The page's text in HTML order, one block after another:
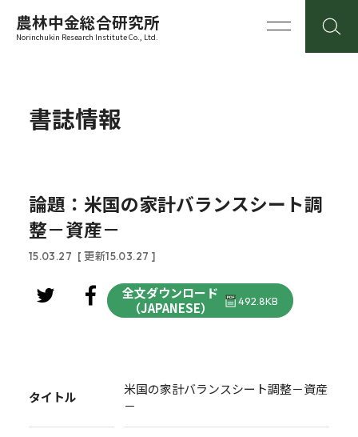
農林中金総合研究所
Norinchukin Research Institute Co., Ltd.
書誌情報
論題：米国の家計バランスシート調
整－資産－
15.03.27 [ 更新15.03.27 ]
全文ダウンロード
（JAPANESE）
492.8KB
タイトル
米国の家計バランスシート調整－資産
－